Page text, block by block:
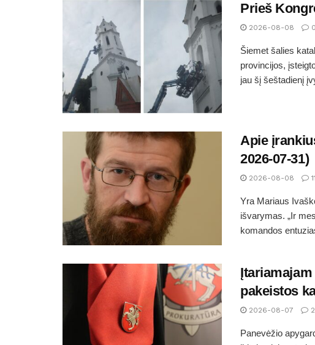
Prieš
2026-08-08 0
Šiemet šalies
provincijos,
jau šį šeštadienį
Apie
2026-07-31)
2026-08-08 11
Yra Mariaus
išvarymas. „Ir
komandos
pakeistos
2026-08-07 2
Panevėžio